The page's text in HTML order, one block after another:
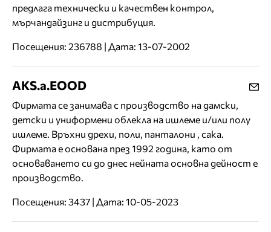
предлага технически и качествен контрол,
мърчандайзинг и дистрибуция.
Посещения: 236788 | Дата: 13-07-2002
AKS.a.EOOD
Фирмата се занимава с производство на дамски,
детски и униформени облекла на ишлеме и/или полу
ишлеме. Връхни дрехи, поли, панталони , сака.
Фирмата е основана през 1992 година, като от
основаването си до днес нейната основна дейност е
производство.
Посещения: 3437 | Дата: 10-05-2023